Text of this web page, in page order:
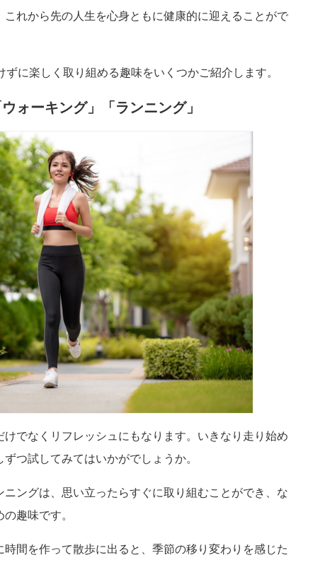
れから先の人生を心身ともに健康的に迎えることがで
に楽しく取り組める趣味をいくつかご紹介します。
ォーキング」「ランニング」
でなくリフレッシュにもなります。 いきなり走り始め
つ試してみてはいかがでしょうか。
ニングは、思い立ったらすぐに取り組むことができ、な
趣味です。
間を作って散歩に出ると、季節の移り変わりを感じた